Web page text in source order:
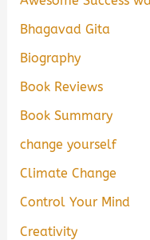
Bhagavad Gita
Biography
Book Reviews
Book Summary
change yourself
Climate Change
Control Your Mind
Creativity